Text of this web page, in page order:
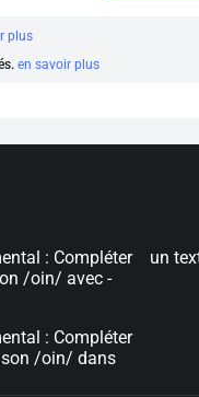
plus
en savoir plus
: Compléter
/oin/ avec -
: Compléter
/oin/ dans
un